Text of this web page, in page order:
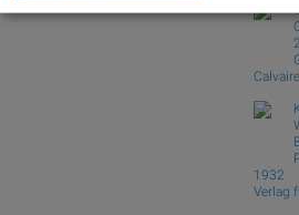
Calvaire
1932
Verlag